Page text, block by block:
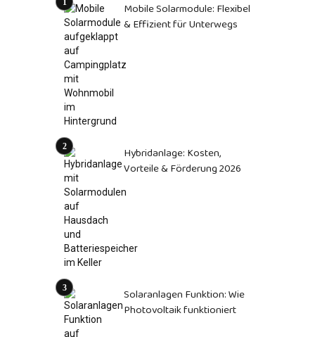
Mobile Solarmodule: Flexibel
& Effizient für Unterwegs
Hybridanlage: Kosten,
Vorteile & Förderung 2026
Solaranlagen Funktion: Wie
Photovoltaik funktioniert